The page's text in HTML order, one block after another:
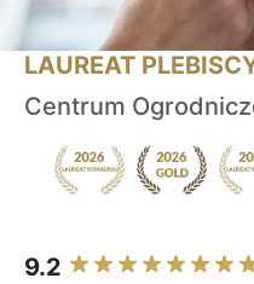
LAUREAT
Centrum
9.2